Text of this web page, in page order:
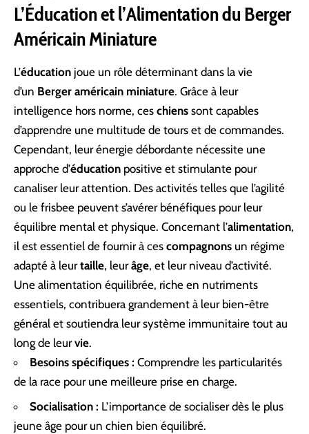
L’Éducation et l’Alimentation du Berger
Américain Miniature
L’éducation joue un rôle déterminant dans la vie
d’un Berger américain miniature. Grâce à leur
intelligence hors norme, ces chiens sont capables
d’apprendre une multitude de tours et de commandes.
Cependant, leur énergie débordante nécessite une
approche d’éducation positive et stimulante pour
canaliser leur attention. Des activités telles que l’agilité
ou le frisbee peuvent s’avérer bénéfiques pour leur
équilibre mental et physique. Concernant l’alimentation,
il est essentiel de fournir à ces compagnons un régime
adapté à leurtaille, leurâge, et leur niveau d’activité.
Une alimentation équilibrée, riche en nutriments
essentiels, contribuera grandement à leur bien-être
général et soutiendra leur système immunitaire tout au
long de leurvie.
Besoins spécifiques : Comprendre les particularités
de la race pour une meilleure prise en charge.
Socialisation : L’importance de socialiser dès le plus
jeune âge pour un chien bien équilibré.